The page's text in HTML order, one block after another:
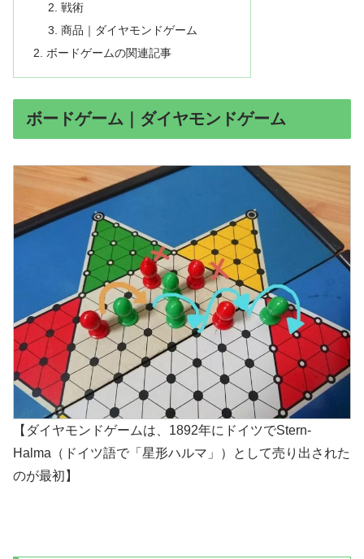
戦術
商品｜ダイヤモンドゲーム
ボードゲームの関連記事
ボードゲーム｜ダイヤモンドゲーム
【ダイヤモンドゲームは、1892年にドイツでStern-
Halma（ドイツ語で「星形ハルマ」）として売り出された
のが最初】